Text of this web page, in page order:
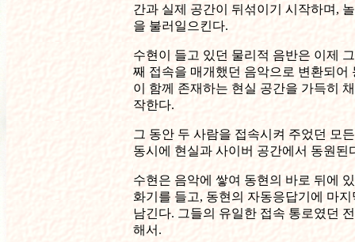
간과 실제 공간이 뒤섞이기 시작하며,
을 불러일으킨다.
수현이 들고 있던 물리적 음반은 이제
째 접속을 매개했던 음악으로 변환되어
이 함께 존재하는 현실 공간을 가득히
작한다.
그 동안 두 사람을 접속시켜 주었던 모
동시에 현실과 사이버 공간에서 동원된
수현은 음악에 쌓여 동현의 바로 뒤에
화기를 들고, 동현의 자동응답기에 마
남긴다. 그들의 유일한 접속 통로였던
해서.